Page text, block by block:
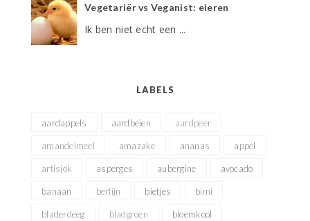
Vegetariër vs Veganist: eieren
Ik ben niet echt een ...
LABELS
aardappels aardbeien aardpeer
amandelmeel amazake ananas appel
artisjok asperges aubergine avocado
banaan berlijn bietjes bimi
bladerdeeg bladgroen bloemkool